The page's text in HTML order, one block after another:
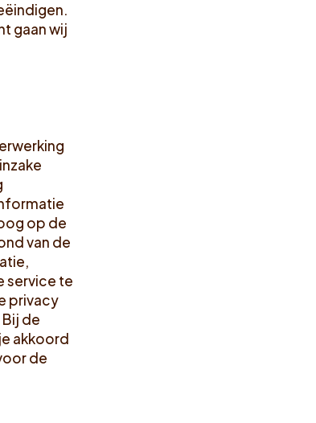
gaan wij
op de
van de
service te
privacy
de
akkoord
de